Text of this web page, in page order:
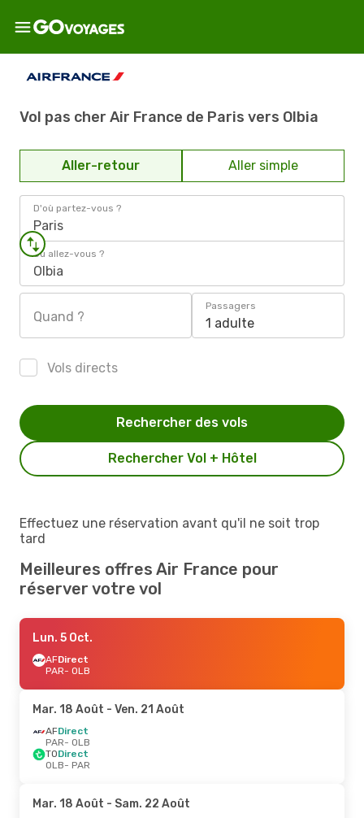
Vol pas cher Air France de Paris vers Olbia
Aller-retour Aller simple
D'où partez-vous ?
Paris
Où allez-vous ?
Olbia
Quand ?
Passagers
1 adulte
Vols directs
Rechercher Vol + Hôtel
Rechercher des vols
Effectuez une réservation avant qu'il ne soit trop
tard
Meilleures offres Air France pour
réserver votre vol
Lun. 5 Oct.
AFDirect
PAR- OLB
Mar. 18 Août - Ven. 21 Août
AFDirect
PAR- OLB
TODirect
OLB- PAR
Mar. 18 Août - Sam. 22 Août